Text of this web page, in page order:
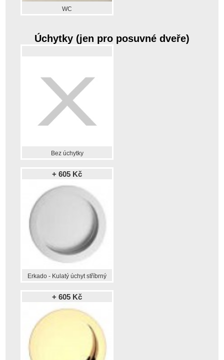
WC
Úchytky (jen pro posuvné dveře)
Bez úchytky
+ 605 Kč
Erkado - Kulatý úchyt stříbrný
+ 605 Kč